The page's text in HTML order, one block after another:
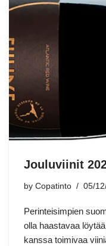
Jouluviinit
by Copatinto 05/
Perinteisimpien
olla haastavaa
kanssa toimivaa